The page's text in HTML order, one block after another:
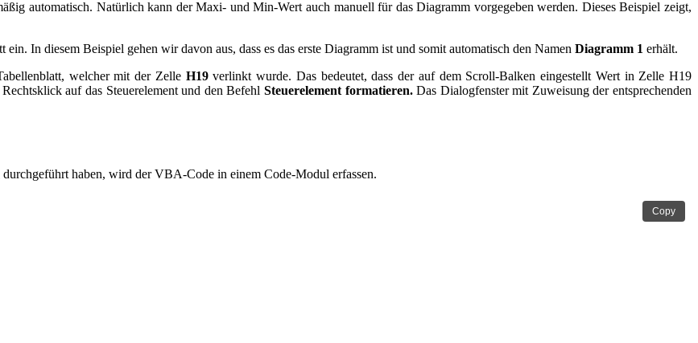
automatisch. Natürlich kann der Maxi- und Min-Wert auch manuell für das Diagramm vorgegeben werden. Dieses Beispiel zeigt,
In diesem Beispiel gehen wir davon aus, dass es das erste Diagramm ist und somit automatisch den Namen Diagramm 1 erhält.
welcher mit der Zelle H19verlinkt wurde. Das bedeutet, dass der auf dem Scroll-Balken eingestellt Wert in Zelle H19
auf das Steuerelement und den Befehl Steuerelement formatieren.Das Dialogfenster mit Zuweisung der entsprechenden
haben, wird der VBA-Code in einem Code-Modul erfassen.
Copy